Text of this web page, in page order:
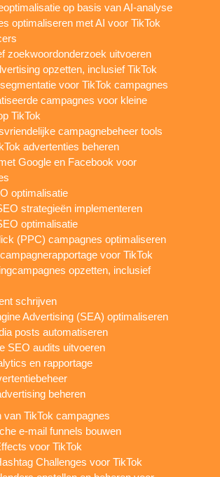
op basis van AI-analyse
optimaliseren met AI voor TikTok
zoekwoordonderzoek uitvoeren
opzetten, inclusief TikTok
voor TikTok campagnes
campagnes voor kleine
TikTok
campagnebeheer tools
advertenties beheren
Google en Facebook voor
optimalisatie
strategieën implementeren
optimalisatie
(PPC) campagnes optimaliseren
voor TikTok
opzetten, inclusief
schrijven
Advertising (SEA) optimaliseren
posts automatiseren
SEO audits uitvoeren
en rapportage
beheren
van TikTok campagnes
e-mail funnels bouwen
voor TikTok
Challenges voor TikTok